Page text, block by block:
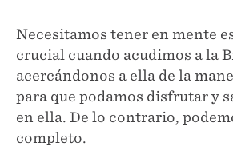
Necesitamos tener en mente
crucial cuando acudimos a la
acercándonos a ella de la
para que podamos disfrutar y
en ella. De lo contrario,
completo.